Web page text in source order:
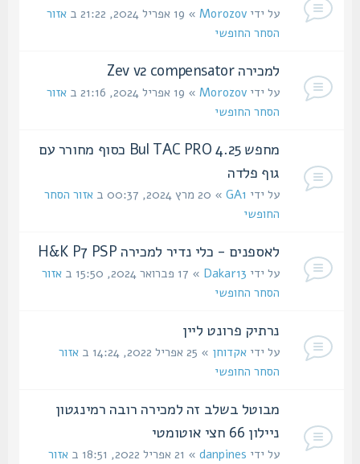
על ידיMorozov» 19 אפריל 2024, 21:22 ב
אזור
הסחר החופשי
למכירה Zev v2 compensator
על ידיMorozov» 19 אפריל 2024, 21:16 ב
אזור
הסחר החופשי
מחפש Bul TAC PRO 4.25 כסוף מחורר עם
גוף פלדה
על ידיGA1 » 20 מרץ 2024, 00:37 ב
אזור הסחר
החופשי
לאספנים - כלי נדיר למכירה H&K P7 PSP
על ידיDakar13» 17 פברואר 2024, 15:50 ב
אזור
הסחר החופשי
נרתיק פרונט ליין
על ידיאקדוחן» 25 אפריל 2022, 14:24 ב
אזור
הסחר החופשי
מבוטל בשלב זה למכירה רובה רמינגטון
ניילון 66 חצי אוטומטי
על ידיdanpines» 21 אפריל 2022, 18:51 ב
אזור